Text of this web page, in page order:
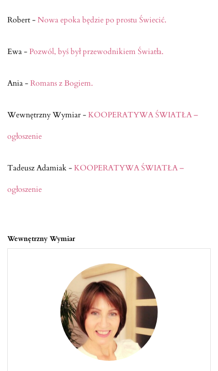
Robert-Nowa epoka będzie po prostu Świecić.
Ewa-Pozwól, byś był przewodnikiem Światła.
Ania-Romans z Bogiem.
Wewnętrzny Wymiar-KOOPERATYWA ŚWIATŁA –
ogłoszenie
Tadeusz Adamiak-KOOPERATYWA ŚWIATŁA –
ogłoszenie
Wewnętrzny Wymiar